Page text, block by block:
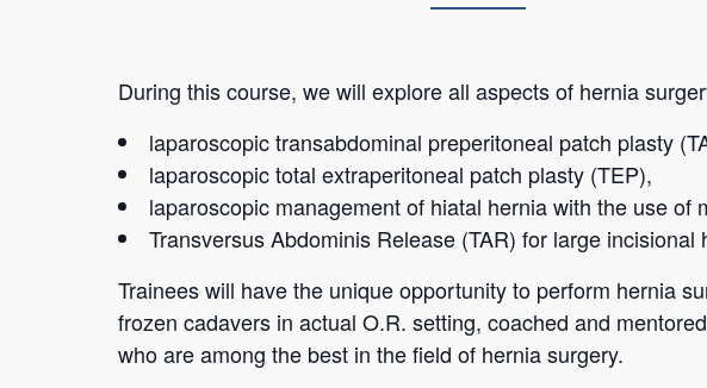
During this course, we will explore all aspects of hernia
laparoscopic transabdominal preperitoneal patch plasty
laparoscopic total extraperitoneal patch plasty (TEP),
laparoscopic management of hiatal hernia with the use of
Transversus Abdominis Release (TAR) for large incisional
Trainees will have the unique opportunity to perform hernia
frozen cadavers in actual O.R. setting, coached and
who are among the best in the field of hernia surgery.